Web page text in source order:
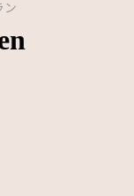
ン